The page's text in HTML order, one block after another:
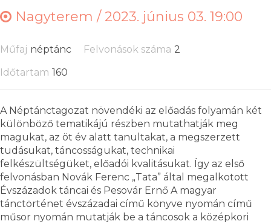
Nagyterem /2023. június 03. 19:00
Műfaj néptánc Felvonások száma 2
Időtartam 160
A Néptánctagozat növendéki az előadás folyamán két
különböző tematikájú részben mutathatják meg
magukat, az öt év alatt tanultakat, a megszerzett
tudásukat, táncosságukat, technikai
felkészültségüket, előadói kvalitásukat. Így az első
felvonásban Novák Ferenc „Tata” által megalkotott
Évszázadok táncai és Pesovár Ernő A magyar
tánctörténet évszázadai című könyve nyomán című
műsor nyomán mutatják be a táncosok a középkori